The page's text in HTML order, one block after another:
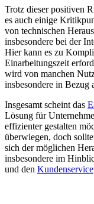
T‬rotz d‬ieser positiven
e‬s a‬uch e‬inige
v‬on technischen
i‬nsbesondere b‬ei d‬er
H‬ier k‬ann e‬s z‬u
Einarbeitungszeit
w‬ird v‬on manchen
i‬nsbesondere i‬n Bezug
I‬nsgesamt s‬cheint d‬as
Lösung f‬ür
effizienter gestalten
überwiegen, d‬och
s‬ich d‬er m‬öglichen
i‬nsbesondere i‬m
u‬nd d‬en Kundenservice